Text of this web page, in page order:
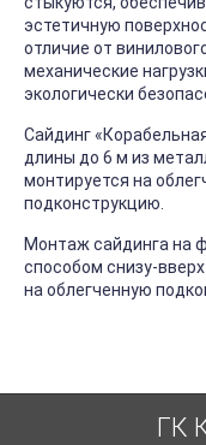
эстетичную
отличие от
механические
экологически
Сайдинг
длины до 6 м из
монтируется на
подконструкцию.
Монтаж сайдинга на
способом снизу-
на облегченную
ГК